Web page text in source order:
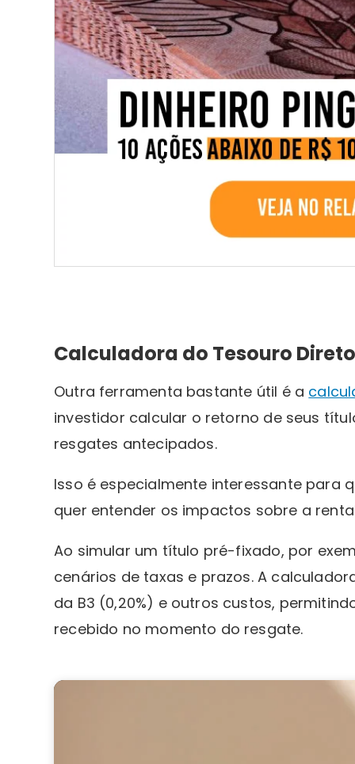
Calculadora do Tesouro Direto
Outra ferramenta bastante útil é a
investidor calcular o retorno de seus
resgates antecipados.
Isso é especialmente interessante para
quer entender os impactos sobre a
Ao simular um título pré-fixado, por
cenários de taxas e prazos. A
da B3 (0,20%) e outros custos,
recebido no momento do resgate.